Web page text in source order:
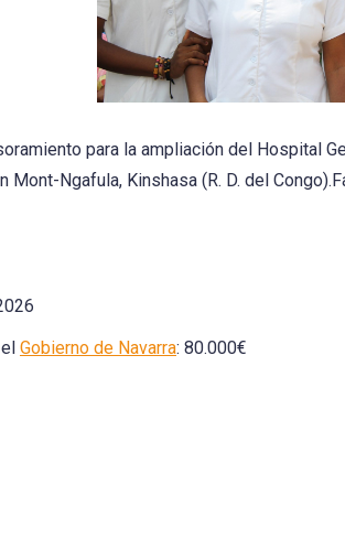
para la ampliación del Hospital
Mont-Ngafula, Kinshasa (R. D. del
Gobierno de Navarra: 80.000€